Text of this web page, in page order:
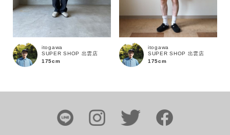
itogawa
SUPER SHOP 出雲店
175cm
itogawa
SUPER SHOP 出雲店
175cm